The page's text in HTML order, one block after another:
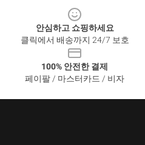
안심하고 쇼핑하세요
클릭에서 배송까지 24/7 보호
100% 안전한 결제
페이팔 / 마스터카드 / 비자